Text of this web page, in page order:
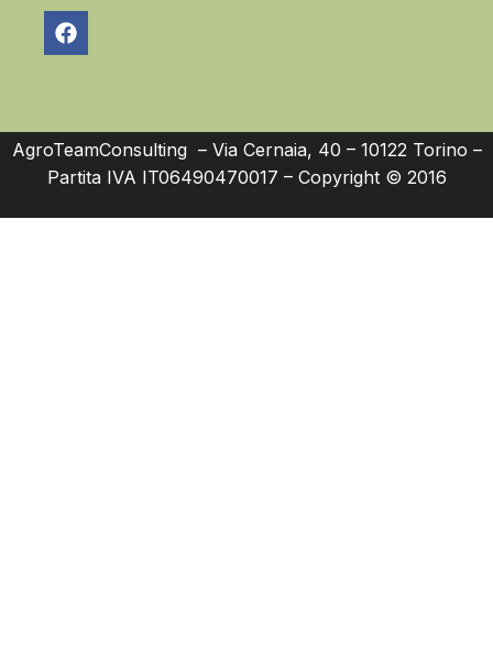
AgroTeamConsulting – Via Cernaia, 40 – 10122 Torino –
Partita IVA IT06490470017 – Copyright © 2016